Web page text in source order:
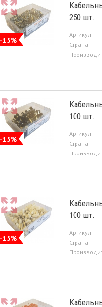
-15%
250 шт.
Артикул
Страна
-15%
100 шт.
Артикул
Страна
-15%
100 шт.
Артикул
Страна